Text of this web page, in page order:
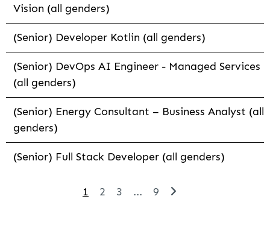
Vision (all genders)
(Senior) Developer Kotlin (all genders)
(Senior) DevOps AI Engineer - Managed Services
(all genders)
(Senior) Energy Consultant – Business Analyst (all
genders)
(Senior) Full Stack Developer (all genders)
1 2 3 ... 9